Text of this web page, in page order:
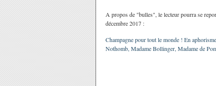
A propos de "bulles", le lecteur pourra se
décembre 2017 :
Champagne pour tout le monde ! En
Nothomb, Madame Bollinger, Madame de